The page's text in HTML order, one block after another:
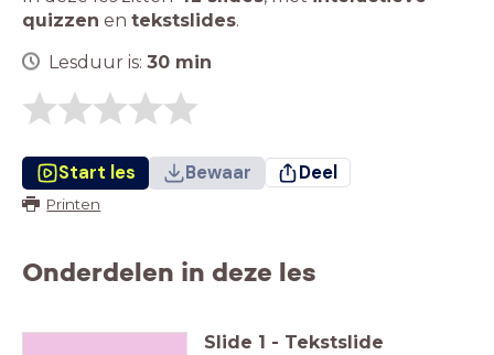
quizzen en tekstslides.
Lesduur is: 30 min
Start les Bewaar Deel
Printen
Onderdelen in deze les
Slide 1 - Tekstslide